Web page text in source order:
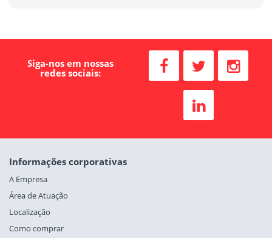
Siga-nos em nossas
redes sociais:
Informações corporativas
A Empresa
Área de Atuação
Localização
Como comprar